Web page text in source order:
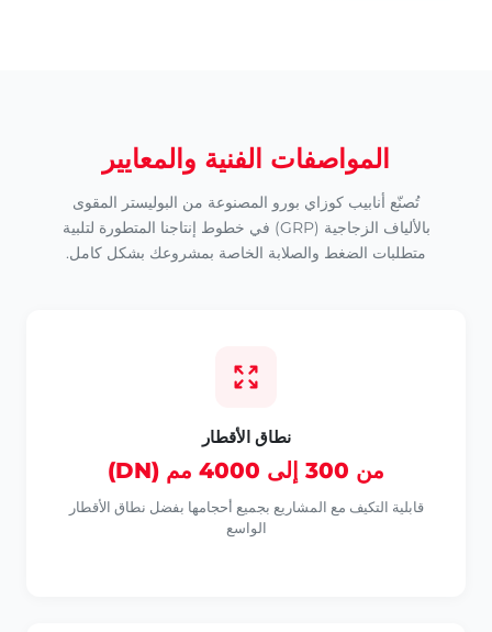
المواصفات الفنية والمعايير
تُصنّع أنابيب كوزاي بورو المصنوعة من البوليستر المقوى
بالألياف الزجاجية (GRP) في خطوط إنتاجنا المتطورة لتلبية
متطلبات الضغط والصلابة الخاصة بمشروعك بشكل كامل.
نطاق الأقطار
من 300 إلى 4000 مم (DN)
قابلية التكيف مع المشاريع بجميع أحجامها بفضل نطاق الأقطار
الواسع